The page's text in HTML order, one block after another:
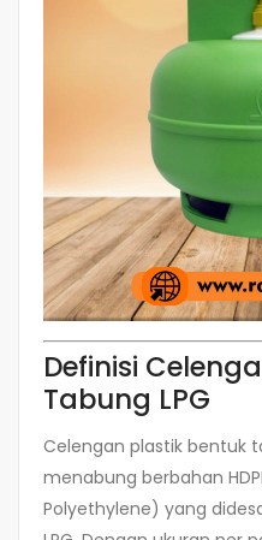
Definisi
Tabung LPG
Celengan plastik bentuk
menabung berbahan
Polyethylene) yang